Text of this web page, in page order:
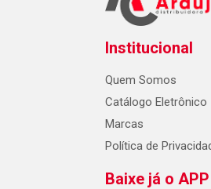
Institucional
Quem Somos
Catálogo Eletrônico
Marcas
Política de
Baixe já o